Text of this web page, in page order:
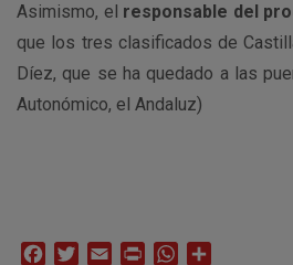
Asimismo, el responsable del
que los tres clasificados de
Díez, que se ha quedado a las
Autonómico, el Andaluz)
FacebookTwitterEmail Print WhatsApp